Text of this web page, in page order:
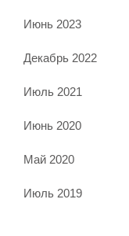
Июнь 2023
Декабрь 2022
Июль 2021
Июнь 2020
Май 2020
Июль 2019